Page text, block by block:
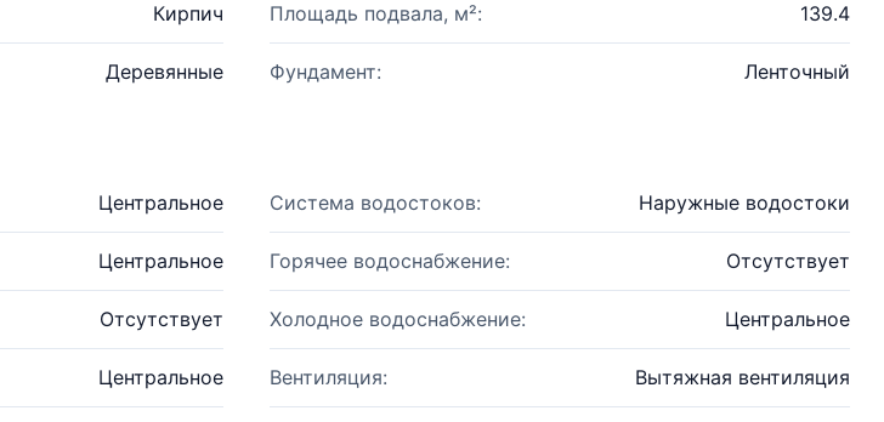
Кирпич Площадь подвала, м²: 139.4
Деревянные Фундамент: Ленточный
Центральное Система водостоков: Наружные водостоки
Центральное Горячее водоснабжение: Отсутствует
Отсутствует Холодное водоснабжение: Центральное
Центральное Вентиляция: Вытяжная вентиляция